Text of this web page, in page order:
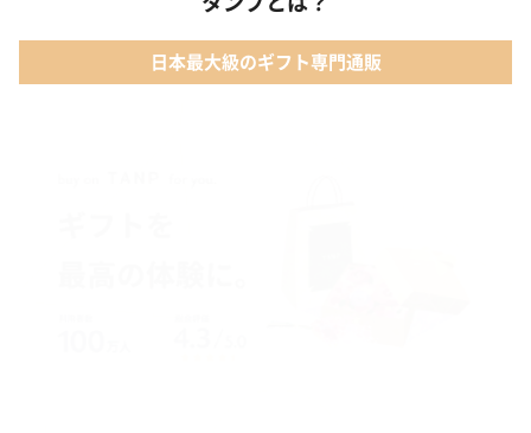
04 ベビー・キッズファッション
03 ママズケア セレクトボックス｜モディッシュ
日本最大級のギフト専門通販